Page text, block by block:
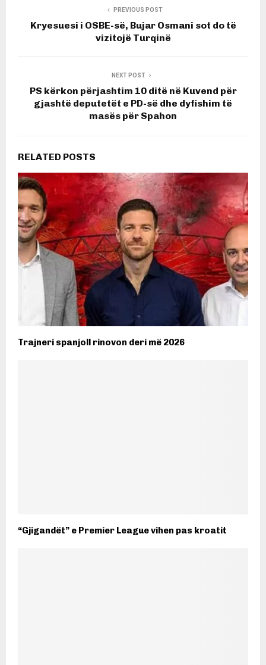
PREVIOUS POST
Kryesuesi i OSBE-së, Bujar Osmani sot do të
vizitojë Turqinë
NEXT POST
PS kërkon përjashtim 10 ditë në Kuvend për
gjashtë deputetët e PD-së dhe dyfishim të
masës për Spahon
RELATED POSTS
Trajneri spanjoll rinovon deri më 2026
“Gjigandët” e Premier League vihen pas kroatit